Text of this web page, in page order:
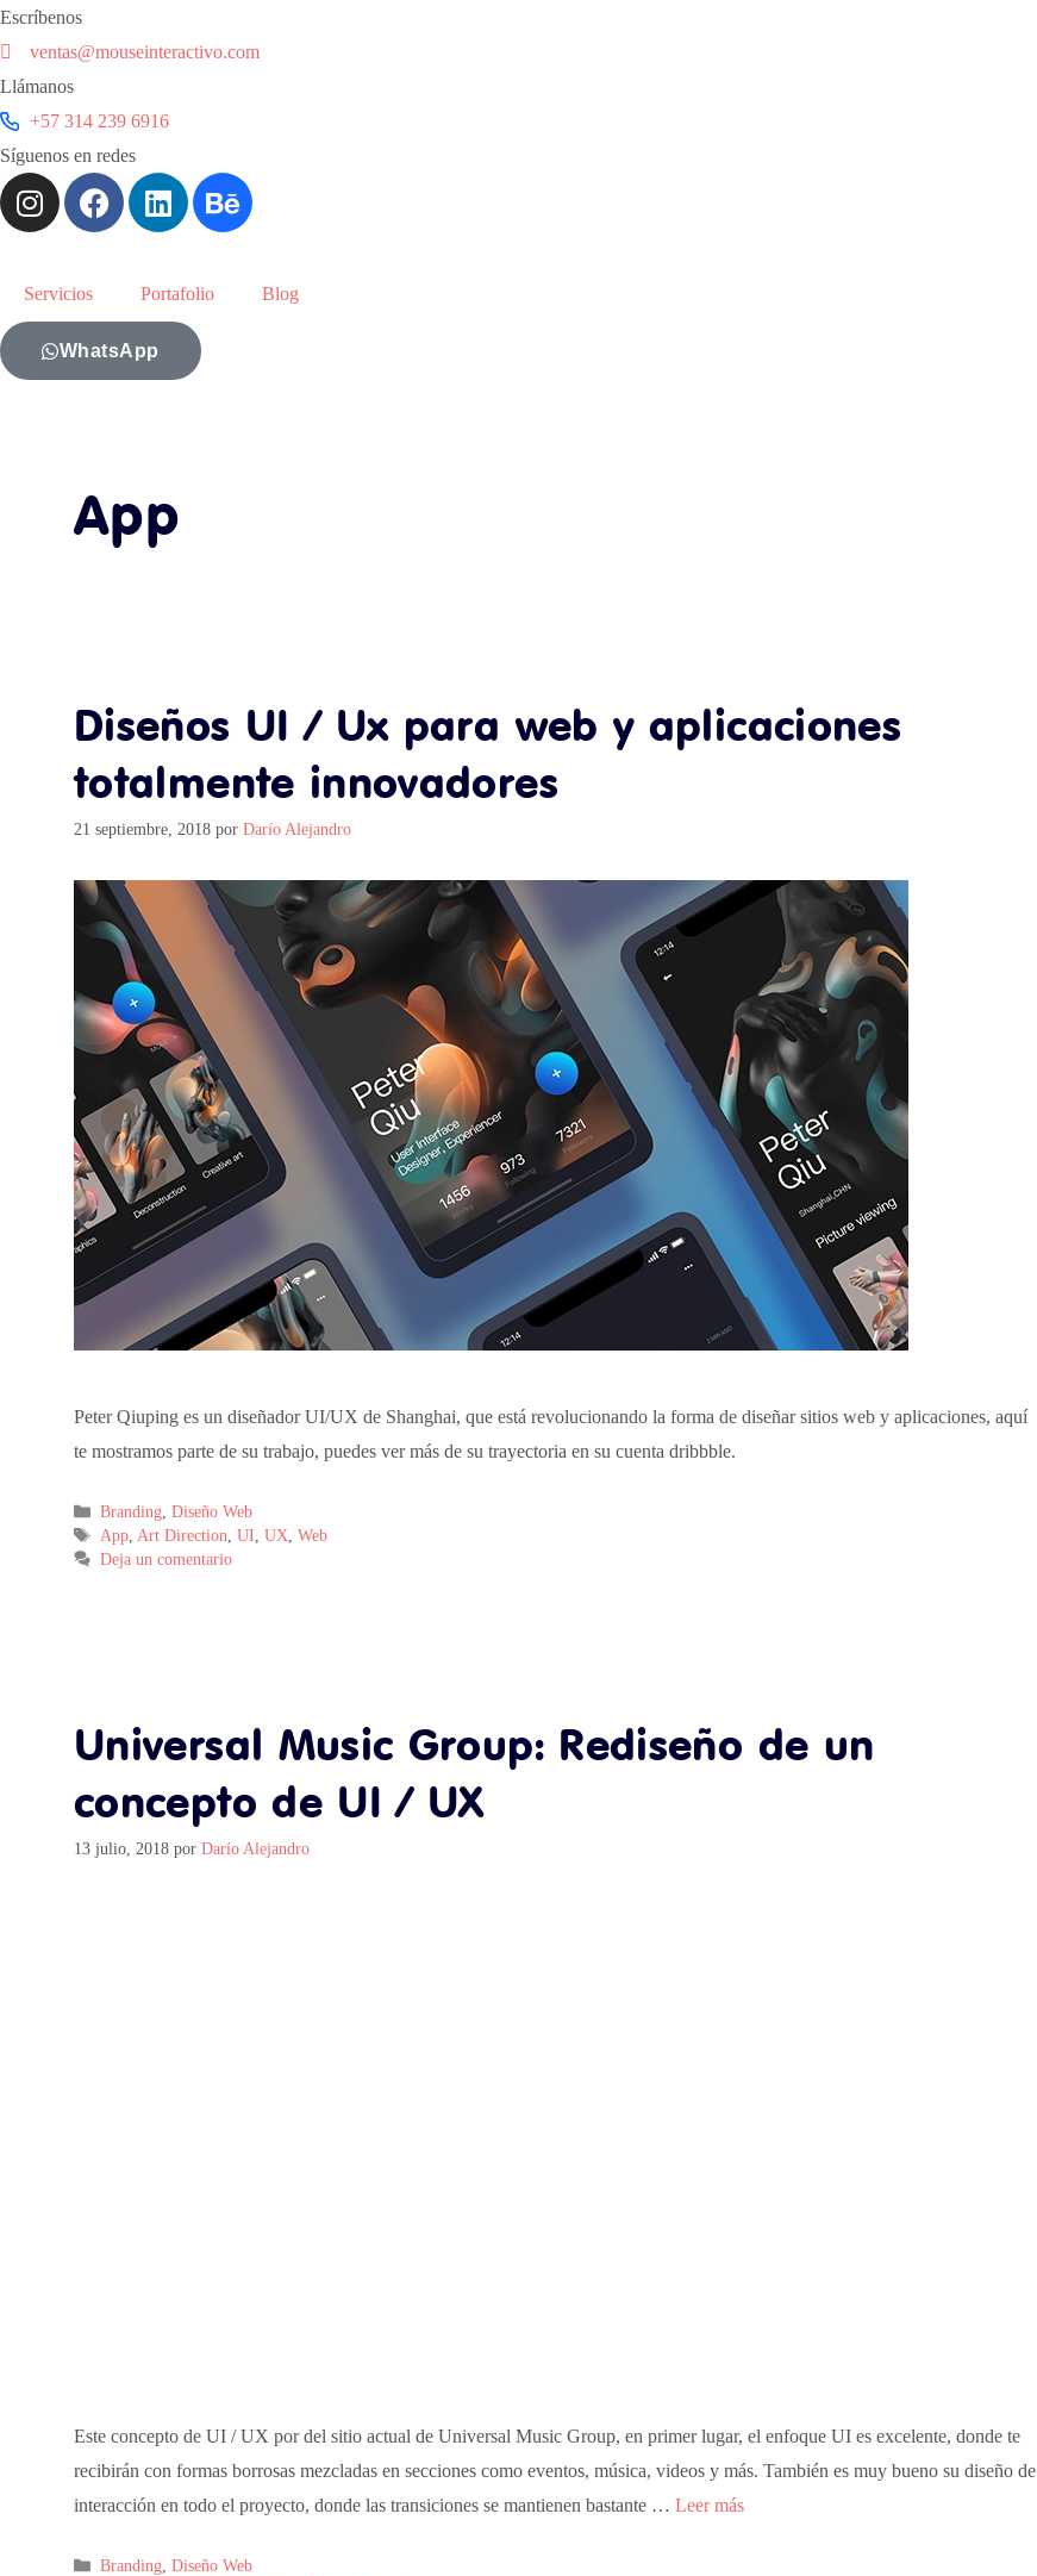
Escríbenos
ventas@mouseinteractivo.com
Llámanos
+57 314 239 6916
Síguenos en redes
Servicios Portafolio Blog
WhatsApp
App
Diseños UI / Ux para web y aplicaciones
totalmente innovadores
21 septiembre, 2018 por Darío Alejandro
Peter Qiuping es un diseñador UI/UX de Shanghai, que está revolucionando la forma de diseñar sitios web y aplicaciones, aquí
te mostramos parte de su trabajo, puedes ver más de su trayectoria en su cuenta dribbble.
Branding, Diseño Web
App, Art Direction UI UX Web
Deja un comentario
Universal Music Group: Rediseño de un
concepto de UI / UX
13 julio, 2018 por Darío Alejandro
Este concepto de UI / UX por del sitio actual de Universal Music Group, en primer lugar, el enfoque UI es excelente, donde te
recibirán con formas borrosas mezcladas en secciones como eventos, música, videos y más. También es muy bueno su diseño de
interacción en todo el proyecto, donde las transiciones se mantienen bastante … Leer más
Branding, Diseño Web